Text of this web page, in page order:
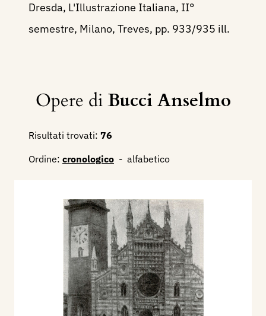
Dresda, L'Illustrazione Italiana, II°
semestre, Milano, Treves, pp. 933/935 ill.
Opere diBucci Anselmo
Risultati trovati: 76
Ordine: cronologico - alfabetico